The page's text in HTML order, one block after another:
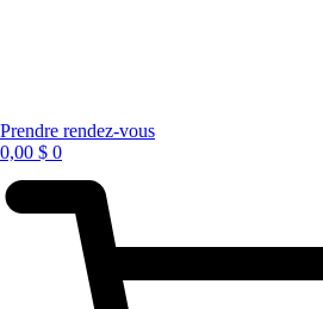
Prendre rendez-vous
0,00 $ 0